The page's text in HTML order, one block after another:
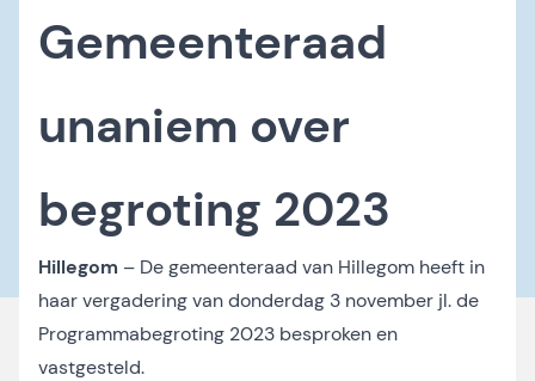
Gemeenteraad
unaniem over
begroting 2023
Hillegom – De gemeenteraad van Hillegom heeft in
haar vergadering van donderdag 3 november jl. de
Programmabegroting 2023 besproken en
vastgesteld.